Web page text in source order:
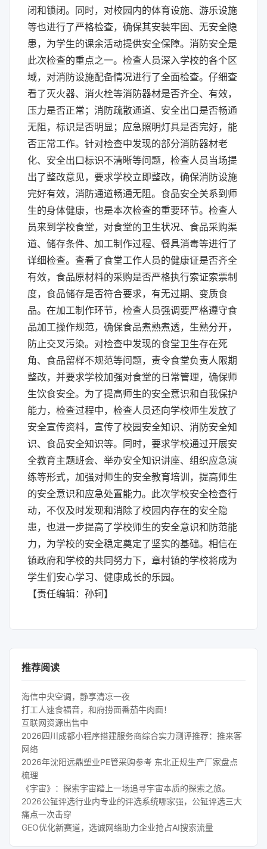
闭和锁闭。同时，对校园内的体育设施、游乐设施
等也进行了严格检查，确保其安装牢固、无安全隐
患，为学生的课余活动提供安全保障。消防安全是
此次检查的重点之一。检查人员深入学校的各个区
域，对消防设施配备情况进行了全面检查。仔细查
看了灭火器、消火栓等消防器材是否齐全、有效，
压力是否正常；消防疏散通道、安全出口是否畅通
无阻，标识是否明显；应急照明灯具是否完好，能
否正常工作。针对检查中发现的部分消防器材老
化、安全出口标识不清晰等问题，检查人员当场提
出了整改意见，要求学校立即整改，确保消防设施
完好有效，消防通道畅通无阻。食品安全关系到师
生的身体健康，也是本次检查的重要环节。检查人
员来到学校食堂，对食堂的卫生状况、食品采购渠
道、储存条件、加工制作过程、餐具消毒等进行了
详细检查。查看了食堂工作人员的健康证是否齐全
有效，食品原材料的采购是否严格执行索证索票制
度，食品储存是否符合要求，有无过期、变质食
品。在加工制作环节，检查人员强调要严格遵守食
品加工操作规范，确保食品煮熟煮透，生熟分开，
防止交叉污染。对检查中发现的食堂卫生存在死
角、食品留样不规范等问题，责令食堂负责人限期
整改，并要求学校加强对食堂的日常管理，确保师
生饮食安全。为了提高师生的安全意识和自我保护
能力，检查过程中，检查人员还向学校师生发放了
安全宣传资料，宣传了校园安全知识、消防安全知
识、食品安全知识等。同时，要求学校通过开展安
全教育主题班会、举办安全知识讲座、组织应急演
练等形式，加强对师生的安全教育培训，提高师生
的安全意识和应急处置能力。此次学校安全检查行
动，不仅及时发现和消除了校园内存在的安全隐
患，也进一步提高了学校师生的安全意识和防范能
力，为学校的安全稳定奠定了坚实的基础。相信在
镇政府和学校的共同努力下，章村镇的学校将成为
学生们安心学习、健康成长的乐园。
【责任编辑：孙轲】
推荐阅读
海信中央空调，静享清凉一夜
打工人速食福音，和府捞面番茄牛肉面！
互联网资源出售中
2026四川成都小程序搭建服务商综合实力测评推荐：推来客
网络
2026年沈阳远鼎塑业PE管采购参考 东北正规生产厂家盘点
梳理
《宇宙》：探索宇宙踏上一场追寻宇宙本质的探索之旅。
2026公钲评选行业内专业的评选系统哪家强，公钲评选三大
痛点一次击穿
GEO优化新赛道，选诚网络助力企业抢占AI搜索流量